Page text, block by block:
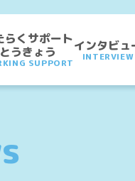
らくサポート
とうきょう
SUPPORT
インタビュ
INTERVIEW